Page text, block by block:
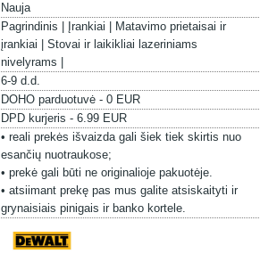
Nauja
Pagrindinis | Įrankiai |
Matavimo prietaisai ir
įrankiai | Stovai ir laikikliai lazeriniams
nivelyrams |
6-9 d.d.
DOHO parduotuvė - 0 EUR
DPD kurjeris - 6.99 EUR
• reali prekės išvaizda gali šiek tiek skirtis nuo
esančių nuotraukose;
• prekė gali būti ne originalioje pakuotėje.
• atsiimant prekę pas mus galite atsiskaityti ir
grynaisiais pinigais ir banko kortele.